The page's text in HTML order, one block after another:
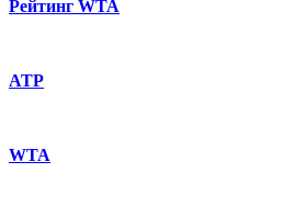
Рейтинг WTA
ATP
WTA